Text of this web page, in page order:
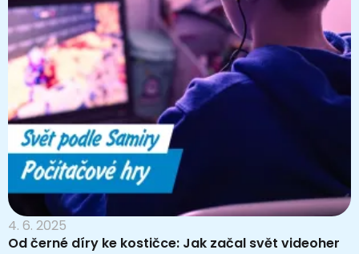
4. 6. 2025
Od černé díry ke kostičce: Jak začal svět videoher